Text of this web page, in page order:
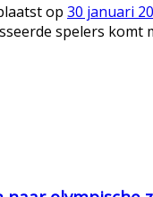
op 30 januari
spelers komt